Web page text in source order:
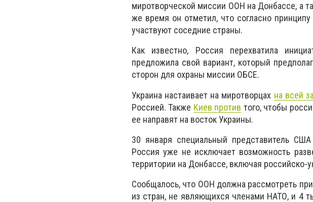
миротворческой миссии ООН на Донбассе, а
же время он отметил, что согласно
участвуют соседние страны.
Как известно, Россия перехватила
предложила свой вариант, который
сторон для охраны миссии ОБСЕ.
Украина настаивает на миротворцах на всей
Россией. Также Киев против того, чтобы
ее направят на восток Украины.
30 января специальный представитель
Россия уже не исключает возможность
территории на Донбассе, включая российско-
Сообщалось, что ООН должна рассмотреть
из стран, не являющихся членами НАТО, и 4